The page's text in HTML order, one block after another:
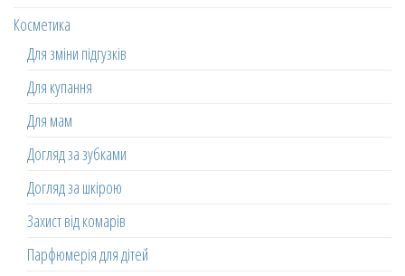
Косметика
Для зміни підгузків
Для купання
Для мам
Догляд за зубками
Догляд за шкірою
Захист від комарів
Парфюмерія для дітей